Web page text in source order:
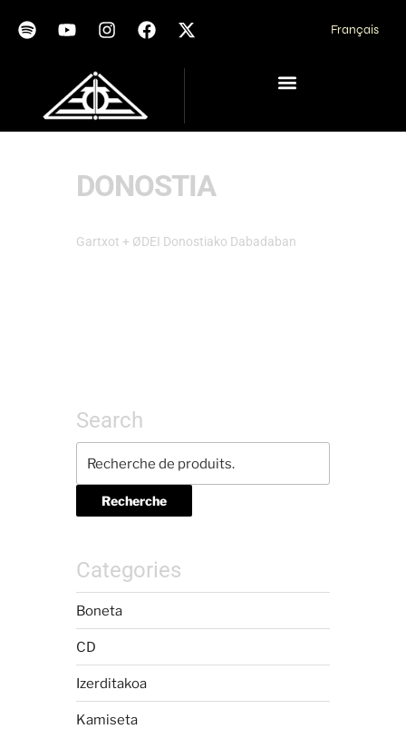
Français
DONOSTIA
Gartxot + ØDEI Donostiako Dabadaban
Search
Recherche
Categories
Boneta
CD
Izerditakoa
Kamiseta